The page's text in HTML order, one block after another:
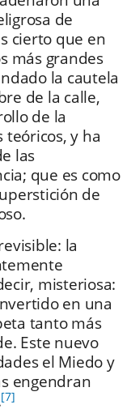
de
cierto que en
más grandes
la cautela
de la calle,
de la
teóricos, y ha
las
que es como
de
la
misteriosa:
en una
tanto más
Este nuevo
el Miedo y
engendran
[7]